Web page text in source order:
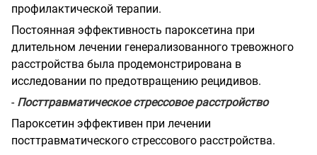
профилактической терапии.
Постоянная эффективность пароксетина при
длительном лечении генерализованного тревожного
расстройства была продемонстрирована в
исследовании по предотвращению рецидивов.
- Посттравматическое стрессовое расстройство
Пароксетин эффективен при лечении
посттравматического стрессового расстройства.